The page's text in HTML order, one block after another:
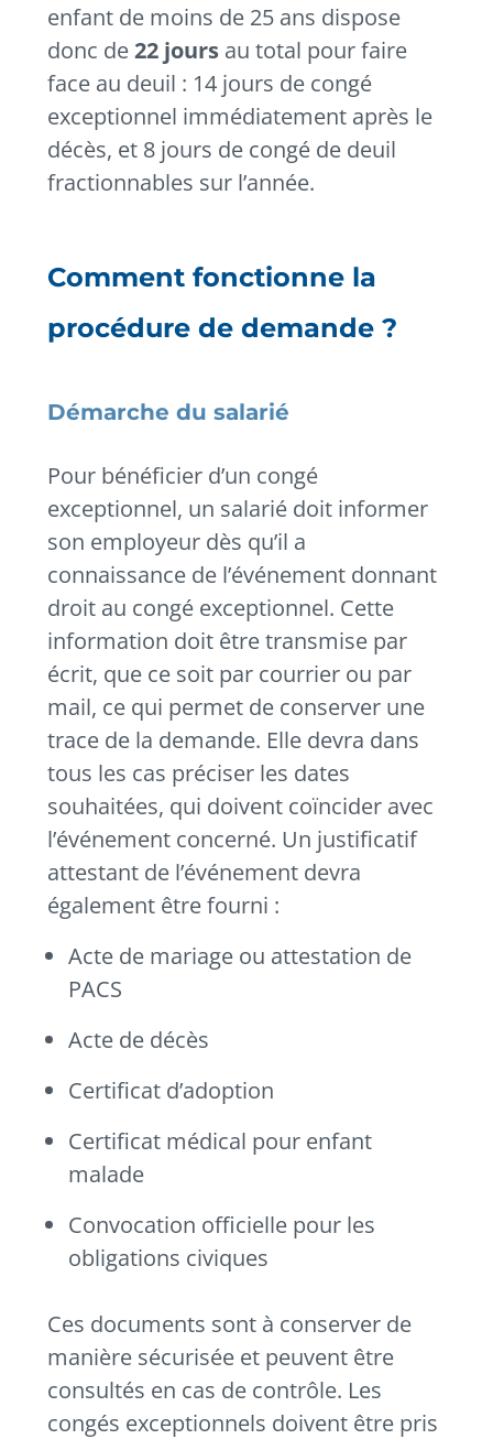
enfant de moins de 25 ans dispose
donc de22 joursau total pour faire
face au deuil : 14 jours de congé
exceptionnel immédiatement après le
décès, et 8 jours de congé de deuil
fractionnables sur l’année.
Comment fonctionne la
procédure de demande ?
Démarche du salarié
Pour bénéficier d’un congé
exceptionnel, un salarié doit informer
son employeur dès qu’il a
connaissance de l’événement donnant
droit au congé exceptionnel. Cette
information doit être transmise par
écrit, que ce soit par courrier ou par
mail, ce qui permet de conserver une
trace de la demande. Elle devra dans
tous les cas préciser les dates
souhaitées, qui doivent coïncider avec
l’événement concerné. Un justificatif
attestant de l’événement devra
également être fourni :
Acte de mariage ou attestation de
PACS
Acte de décès
Certificat d’adoption
Certificat médical pour enfant
malade
Convocation officielle pour les
obligations civiques
Ces documents sont à conserver de
manière sécurisée et peuvent être
consultés en cas de contrôle. Les
congés exceptionnels doivent être pris